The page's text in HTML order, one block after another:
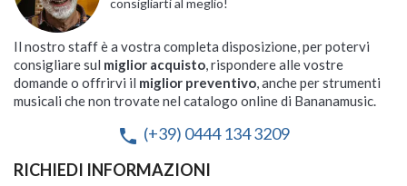
Il nostro staff è a vostra completa disposizione, per potervi
consigliare sul miglior acquisto, rispondere alle vostre
domande o offrirvi il miglior preventivo, anche per strumenti
musicali che non trovate nel catalogo online di Bananamusic.
phone (+39) 0444 134 3209
RICHIEDI INFORMAZIONI